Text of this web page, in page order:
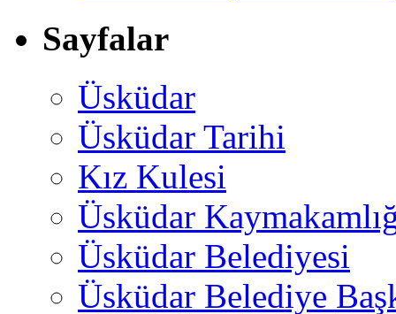
Sayfalar
Üsküdar
Üsküdar Tarihi
Kız Kulesi
Üsküdar
Üsküdar Belediyesi
Üsküdar Belediye